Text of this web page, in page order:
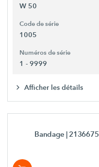
W 50
Code de série
1005
Numéros de série
1 - 9999
Afficher les détails
Bandage | 2136675